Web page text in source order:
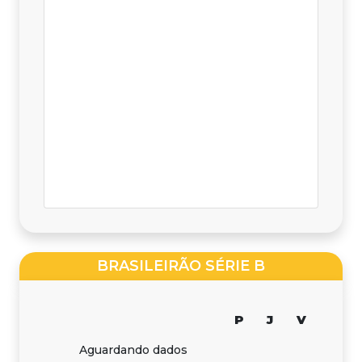
BRASILEIRÃO SÉRIE B
P J V
Aguardando dados